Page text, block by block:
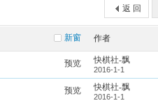
返 回
新窗 作者
预览 快棋社-飘
2016-1-1
预览 快棋社-飘
2016-1-1